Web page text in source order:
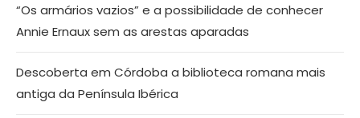
“Os armários vazios” e a possibilidade de conhecer
Annie Ernaux sem as arestas aparadas
Descoberta em Córdoba a biblioteca romana mais
antiga da Península Ibérica